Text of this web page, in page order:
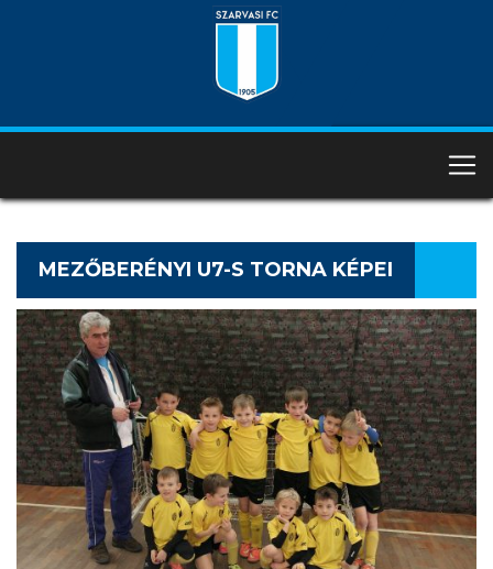
MEZŐBERÉNYI U7-S TORNA KÉPEI